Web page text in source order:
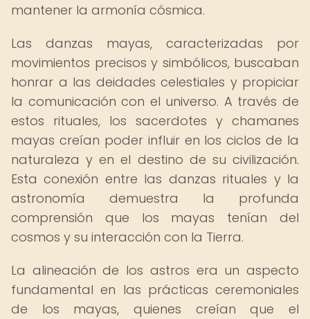
mantener la armonía cósmica.
Las danzas mayas, caracterizadas por
movimientos precisos y simbólicos, buscaban
honrar a las deidades celestiales y propiciar
la comunicación con el universo. A través de
estos rituales, los sacerdotes y chamanes
mayas creían poder influir en los ciclos de la
naturaleza y en el destino de su civilización.
Esta conexión entre las danzas rituales y la
astronomía demuestra la profunda
comprensión que los mayas tenían del
cosmos y su interacción con la Tierra.
La alineación de los astros era un aspecto
fundamental en las prácticas ceremoniales
de los mayas, quienes creían que el